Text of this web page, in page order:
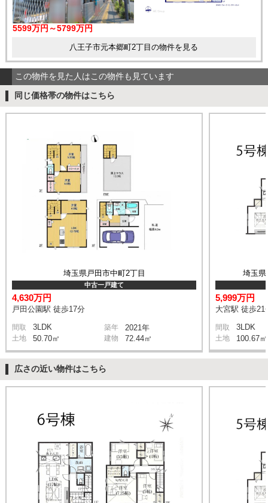
5599万円～5799万円
八王子市元本郷町2丁目の物件を見る
この物件を見た人はこの物件も見ています
同じ価格帯の物件はこちら
埼玉県戸田市中町2丁目
中古一戸建て
4,630万円
戸田公園駅 徒歩17分
間取 3LDK 築年 2021年
土地 50.70㎡ 建物 72.44㎡
埼玉県
5,999万円
大宮駅 徒歩21
間取 3LDK
土地 100.67㎡
広さの近い物件はこちら